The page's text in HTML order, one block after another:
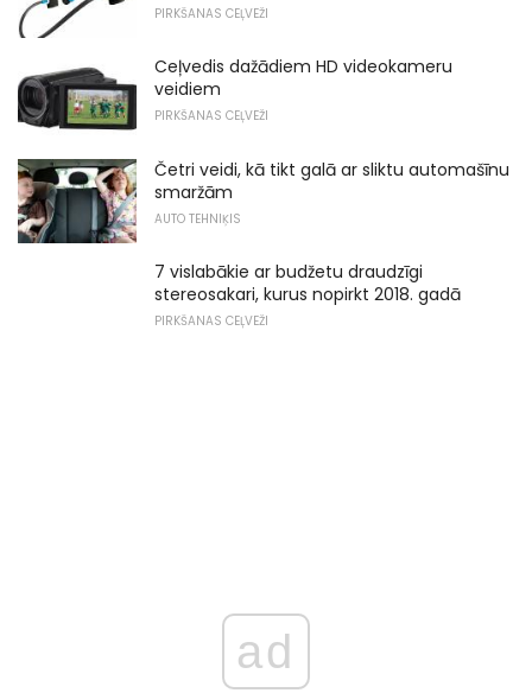
PIRKŠANAS CEĻVEŽI
Ceļvedis dažādiem HD videokameru
veidiem
PIRKŠANAS CEĻVEŽI
Četri veidi, kā tikt galā ar sliktu automašīnu
smaržām
AUTO TEHNIĶIS
7 vislabākie ar budžetu draudzīgi
stereosakari, kurus nopirkt 2018. gadā
PIRKŠANAS CEĻVEŽI
ad